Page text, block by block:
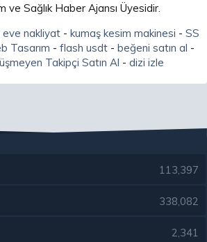
ve Sağlık Haber Ajansı Üyesidir.
nakliyat- kumaş kesim makinesi - SS
Tasarım - flash usdt - beğeni satın al -
Takipçi Satın Al - dizi izle
113,397
338,082
2,341